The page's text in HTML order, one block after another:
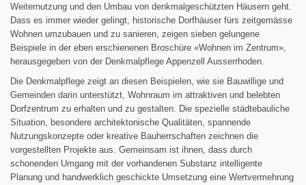
Weiternutzung und den Umbau von denkmalgeschützten Häusern geht.
Dass es immer wieder gelingt, historische Dorfhäuser fürs zeitgemässe
Wohnen umzubauen und zu sanieren, zeigen sieben gelungene
Beispiele in der eben erschienenen Broschüre «Wohnen im Zentrum»,
herausgegeben von der Denkmalpflege Appenzell Ausserrhoden.
Die Denkmalpflege zeigt an diesen Beispielen, wie sie Bauwillige und
Gemeinden darin unterstützt, Wohnraum im attraktiven und belebten
Dorfzentrum zu erhalten und zu gestalten. Die spezielle städtebauliche
Situation, besondere architektonische Qualitäten, spannende
Nutzungskonzepte oder kreative Bauherrschaften zeichnen die
vorgestellten Projekte aus. Gemeinsam ist ihnen, dass durch
schonenden Umgang mit der vorhandenen Substanz intelligente
Planung und handwerklich geschickte Umsetzung eine Wertvermehrung